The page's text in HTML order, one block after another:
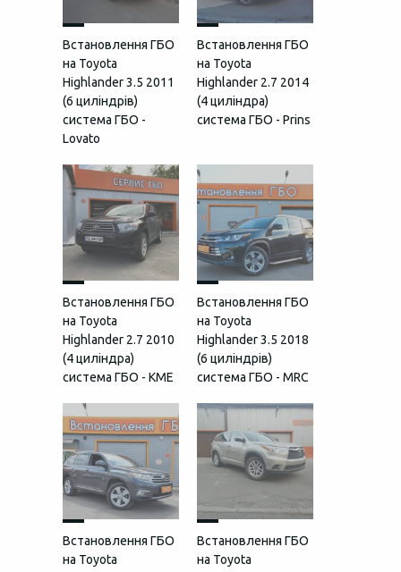
Встановлення ГБО
на Toyota
Highlander 3.5 2011
(6 циліндрів)
система ГБО -
Lovato
Встановлення ГБО
на Toyota
Highlander 2.7 2014
(4 циліндра)
система ГБО - Prins
Встановлення ГБО
на Toyota
Highlander 2.7 2010
(4 циліндра)
система ГБО - KME
Встановлення ГБО
на Toyota
Highlander 3.5 2018
(6 циліндрів)
система ГБО - MRC
Встановлення ГБО
на Toyota
Встановлення ГБО
на Toyota